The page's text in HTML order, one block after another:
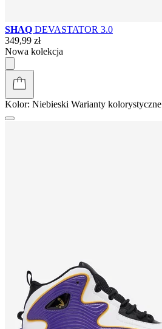
SHAQ DEVASTATOR 3.0
349,99 zł
Nowa kolekcja
Kolor: Niebieski Warianty kolorystyczne